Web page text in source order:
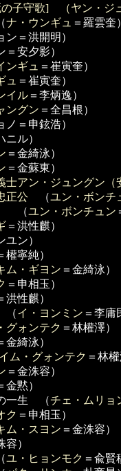
の子守歌] （ヤン・ジ
ナ・ウンギュ ＝羅雲奎
＝洪開明）
安夕影）
ンギュ ＝崔寅奎）
ュ ＝崔寅奎）
イル ＝李炳逸）
ングン ＝全昌根）
＝申鉉浩）
ル）
＝金綺泳）
＝金蘇東）
士アン・ジュングン（
正公 （ユン・ボンチ
（ユン・ボンチュン
＝洪性麒）
ン）
權寧純）
ム・ギヨン ＝金綺泳）
＝申相玉）
洪性麒）
（イ・ヨンミン ＝李庸
グォンテク ＝林權澤）
金綺泳）
イム・グォンテク ＝林
＝金洙容）
金黙）
一生 （チェ・ムリョ
ク ＝申相玉）
ム・スヨン ＝金洙容）
容）
ユ・ヒョンモク ＝兪賢